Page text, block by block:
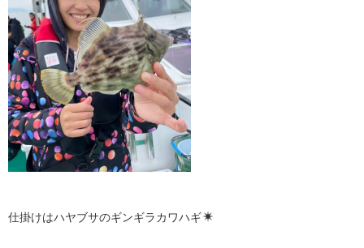
仕掛けはハヤブサのギンギラカワハギ